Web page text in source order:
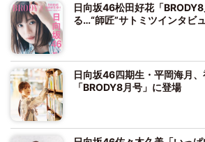
日向坂46松田好花「
る…“師匠”サトミツインタビ
日向坂46四期生・平岡海月
「BRODY8月号」に登場